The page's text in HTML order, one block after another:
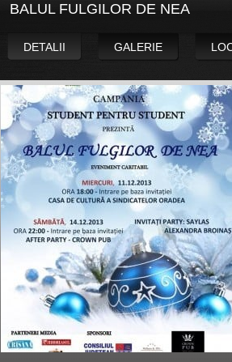
BALUL FULGILOR DE NEA
DETALII GALERIE